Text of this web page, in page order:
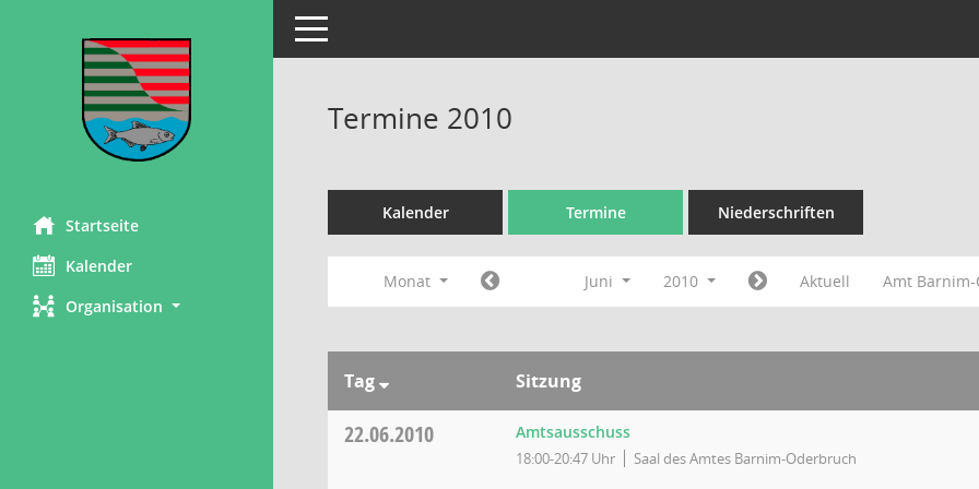
Startseite
Kalender
Organisation
Toggle navigation
Termine 2010
Kalender Termine Niederschriften
Monat Juni 2010 Aktuell Amt
Tag Sitzung
22.06.2010 Amtsausschuss
18:00-20:47 Uhr Saal des Amtes Barnim-Oderbruch